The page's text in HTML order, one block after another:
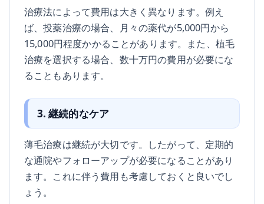
治療法によって費用は大きく異なります。例え
ば、投薬治療の場合、月々の薬代が5,000円から
15,000円程度かかることがあります。また、植毛
治療を選択する場合、数十万円の費用が必要にな
ることもあります。
3. 継続的なケア
薄毛治療は継続が大切です。したがって、定期的
な通院やフォローアップが必要になることがあり
ます。これに伴う費用も考慮しておくと良いでし
ょう。